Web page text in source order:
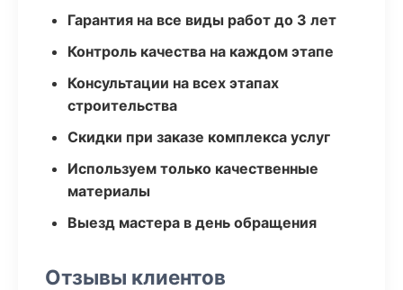
Гарантия на все виды работ до 3 лет
Контроль качества на каждом этапе
Консультации на всех этапах
строительства
Скидки при заказе комплекса услуг
Используем только качественные
материалы
Выезд мастера в день обращения
Отзывы клиентов